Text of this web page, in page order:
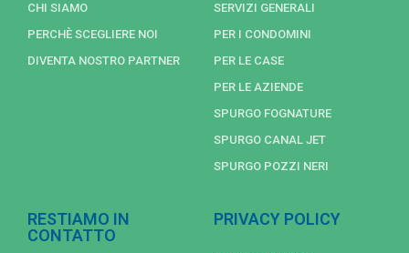
CHI SIAMO
PERCHÈ SCEGLIERE NOI
DIVENTA NOSTRO PARTNER
SERVIZI GENERALI
PER I CONDOMINI
PER LE CASE
PER LE AZIENDE
SPURGO FOGNATURE
SPURGO CANAL JET
SPURGO POZZI NERI
RESTIAMO IN
CONTATTO
PRIVACY POLICY